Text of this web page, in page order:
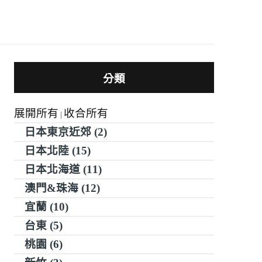
分類
展開所有 | 收合所有
日本東京近郊 (2)
日本北陸 (15)
日本北海道 (11)
澳門&珠海 (12)
宜蘭 (10)
台東 (5)
桃園 (6)